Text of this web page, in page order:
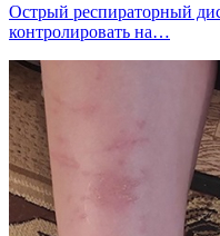
Острый респираторный
контролировать на…